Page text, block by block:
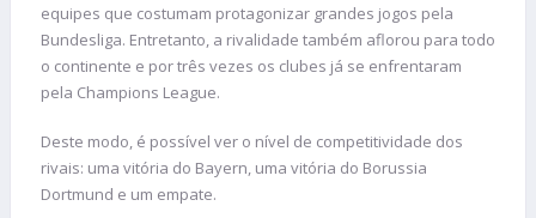
equipes que costumam protagonizar grandes jogos pela
Bundesliga. Entretanto, a rivalidade também aflorou para todo
o continente e por três vezes os clubes já se enfrentaram
pela Champions League.
Deste modo, é possível ver o nível de competitividade dos
rivais: uma vitória do Bayern, uma vitória do Borussia
Dortmund e um empate.